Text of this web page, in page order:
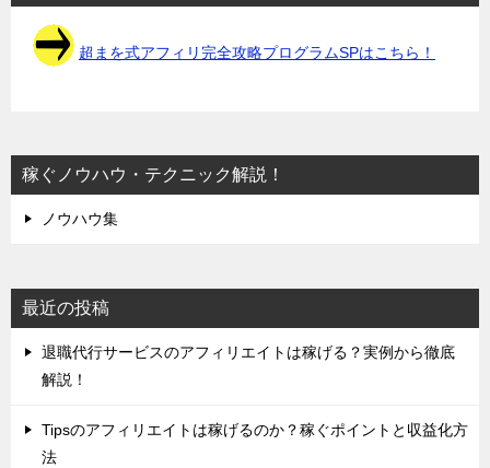
超まを式アフィリ完全攻略プログラムSPはこちら！
稼ぐノウハウ・テクニック解説！
ノウハウ集
最近の投稿
退職代行サービスのアフィリエイトは稼げる？実例から徹底
解説！
Tipsのアフィリエイトは稼げるのか？稼ぐポイントと収益化方
法